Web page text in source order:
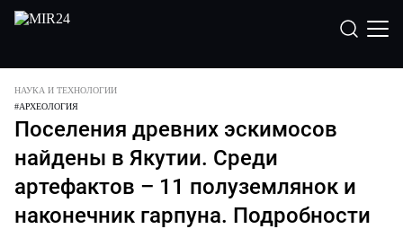
НАУКА И ТЕХНОЛОГИИ
#АРХЕОЛОГИЯ
Поселения древних эскимосов
найдены в Якутии. Среди
артефактов – 11 полуземлянок и
наконечник гарпуна. Подробности